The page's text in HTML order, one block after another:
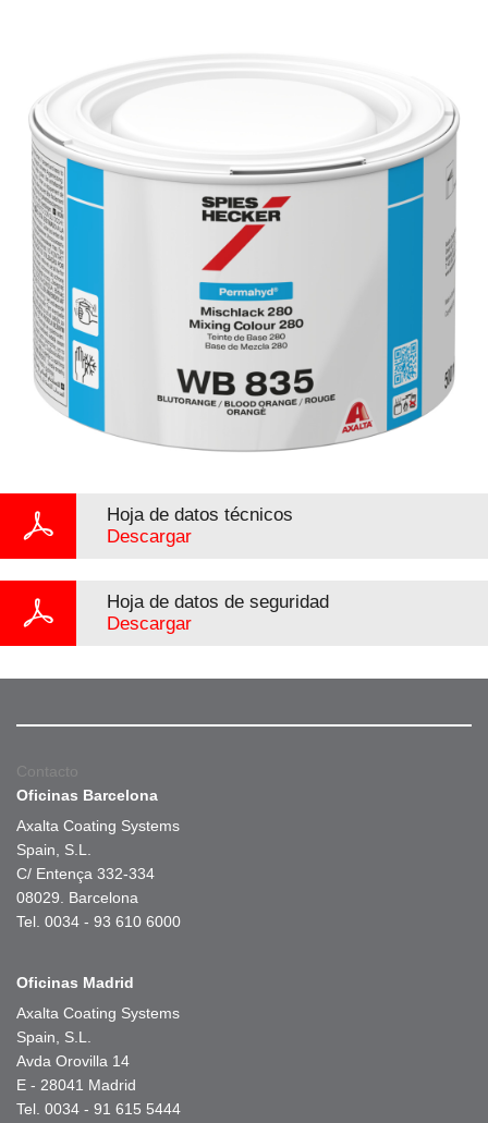
Hoja de datos técnicos
Descargar
Hoja de datos de seguridad
Descargar
Contacto
Oficinas Barcelona
Axalta Coating Systems
Spain, S.L.
C/ Entença 332-334
08029. Barcelona
Tel. 0034 - 93 610 6000
Oficinas Madrid
Axalta Coating Systems
Spain, S.L.
Avda Orovilla 14
E - 28041 Madrid
Tel. 0034 - 91 615 5444